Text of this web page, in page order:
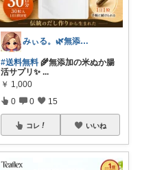
みぃる。🌿無添加・自然派
#送料無料 🌾無添加の米ぬか腸
活サプリ✨ ...
￥ 1,000
0 0 15
コレ いいね